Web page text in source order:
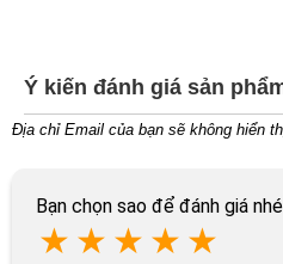
Ý kiến đánh giá sản
Địa chỉ Email của bạn sẽ không hiển
Bạn chọn sao để đánh giá nhé
★ ★ ★ ★ ★